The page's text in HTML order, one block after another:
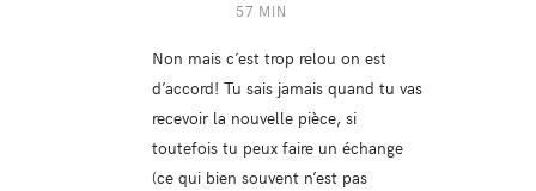
57 MIN
Non mais c’est trop relou on est
d’accord! Tu sais jamais quand tu vas
recevoir la nouvelle pièce, si
toutefois tu peux faire un échange
(ce qui bien souvent n’est pas